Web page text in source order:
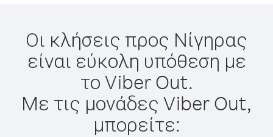
Οι κλήσεις προς Νίγηρας
είναι εύκολη υπόθεση με
το Viber Out.
Με τις μονάδες Viber Out,
μπορείτε: